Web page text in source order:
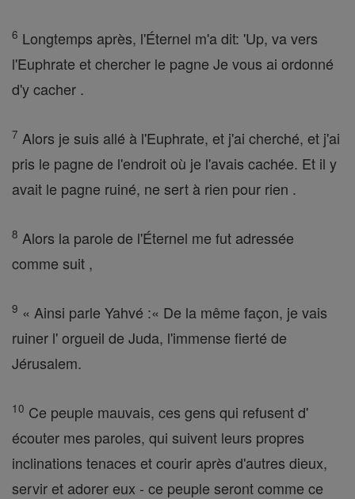
6 Longtemps après, l'Éternel m'a dit: 'Up, va vers
l'Euphrate et chercher le pagne Je vous ai ordonné
d'y cacher .
7 Alors je suis allé à l'Euphrate, et j'ai cherché, et j'ai
pris le pagne de l'endroit où je l'avais cachée. Et il y
avait le pagne ruiné, ne sert à rien pour rien .
8 Alors la parole de l'Éternel me fut adressée
comme suit ,
9 « Ainsi parle Yahvé :« De la même façon, je vais
ruiner l' orgueil de Juda, l'immense fierté de
Jérusalem.
10 Ce peuple mauvais, ces gens qui refusent d'
écouter mes paroles, qui suivent leurs propres
inclinations tenaces et courir après d'autres dieux,
servir et adorer eux - ce peuple seront comme ce